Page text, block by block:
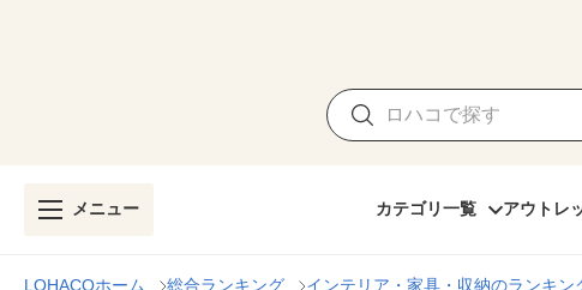
メニュー カテゴリ一覧 アウトレ
LOHACOホーム 総合ランキング インテリア・家具・収納のランキン